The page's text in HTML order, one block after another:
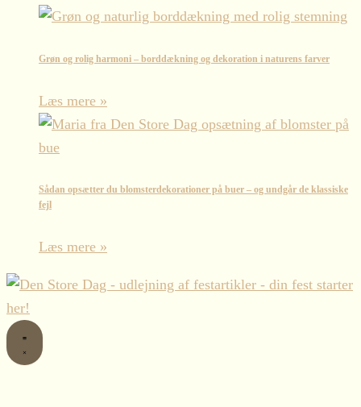
Grøn og rolig harmoni – borddækning og dekoration i naturens farver
Læs mere »
Sådan opsætter du blomsterdekorationer på buer – og undgår de klassiske
fejl
Læs mere »